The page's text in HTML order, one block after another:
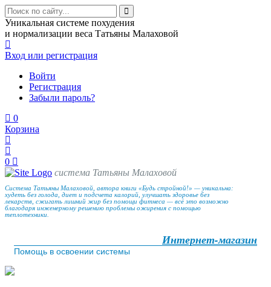
Уникальная системе похудения
и нормализации веса Татьяны Малаховой
Вход или регистрация
Войти
Регистрация
Забыли пароль?
0
Корзина
0
система Татьяны Малаховой
Система Татьяны Малаховой, автора книги «Будь стройной!» — уникальна:
худеть без голода, диет и подсчета калорий, улучшать здоровье без
лекарств, сжигать лишний жир без помощи фитнеса — всё это возможно
благодаря инженерному решению проблемы ожирения с помощью
теплотехники.
Интернет-магазин
Помощь в освоении системы